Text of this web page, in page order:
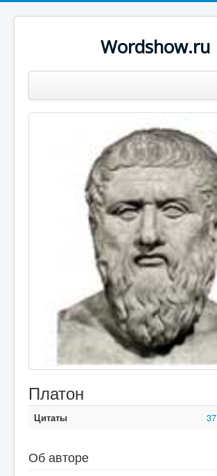
Wordshow.ru
Популярные цитаты
Авторы
Поиск
Платон
Цитаты 37
Об авторе